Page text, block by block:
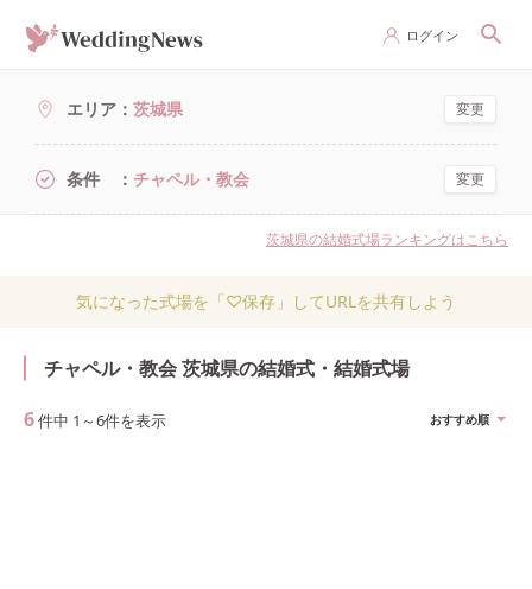
ログイン
エリア 茨城県 変更
条件 チャペル・教会 変更
茨城県の結婚式場ランキングはこちら
気になった式場を「♡保存」してURLを共有しよう
チャペル・教会 茨城県の結婚式・結婚式場
6件中 1 ～6件を表示 おすすめ順